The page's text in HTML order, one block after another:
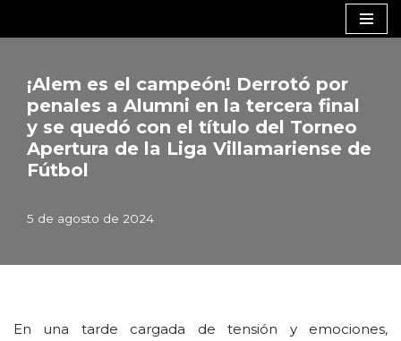
contenido
¡Alem es el campeón! Derrotó por
penales a Alumni en la tercera final
y se quedó con el título del Torneo
Apertura de la Liga Villamariense de
Fútbol
5 de agosto de 2024
En una tarde cargada de tensión y emociones,